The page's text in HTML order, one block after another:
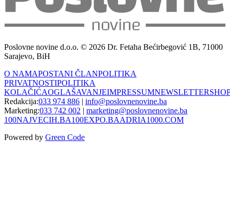
Poslovne novine d.o.o. © 2026 Dr. Fetaha Bećirbegović 1B, 71000
Sarajevo, BiH
O NAMAPOSTANI ČLANPOLITIKA
PRIVATNOSTIPOLITIKA
KOLAČIĆAOGLAŠAVANJEIMPRESSUMNEWSLETTER
Redakcija:033 974 886 | info@poslovnenovine.ba
Marketing:033 742 002 | marketing@poslovnenovine.ba
100NAJVECIH.BA100EXPO.BAADRIA1000.COM
Powered by Green Code